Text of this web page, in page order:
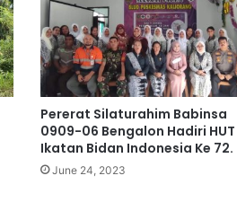
Pererat Silaturahim Babinsa
0909-06 Bengalon Hadiri HUT
Ikatan Bidan Indonesia Ke 72.
June 24, 2023